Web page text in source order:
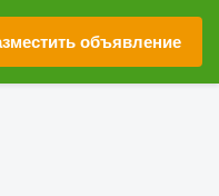
объявление